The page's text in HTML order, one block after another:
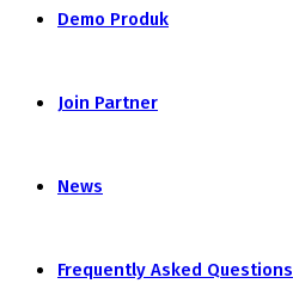
Demo Produk
Join Partner
News
Frequently Asked Questions